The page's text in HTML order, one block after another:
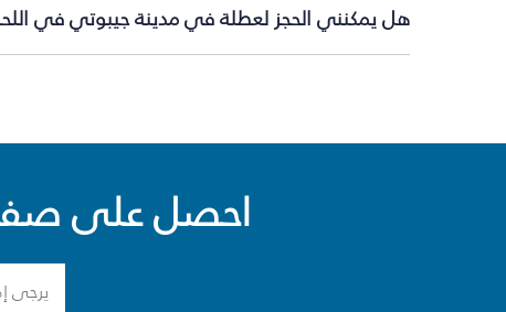
هل يمكنني الحجز لعطلة في مدينة جيبوتي في
احصل على